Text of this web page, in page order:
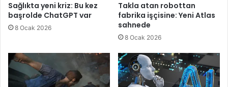
Sağlıkta yeni kriz: Bu kez
başrolde ChatGPT var
8 Ocak 2026
Takla atan robottan
fabrika işçisine: Yeni Atlas
sahnede
8 Ocak 2026